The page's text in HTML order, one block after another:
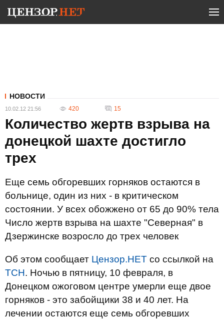
НОВОСТИ
10.02.12 21:56 420 15
Количество жертв взрыва на
донецкой шахте достигло
трех
Еще семь обгоревших горняков остаются в
больнице, один из них - в критическом
состоянии. У всех обожжено от 65 до 90% тела
Число жертв взрыва на шахте "Северная" в
Дзержинске возросло до трех человек
Об этом сообщает Цензор.НЕТ со ссылкой на
ТСН. Ночью в пятницу, 10 февраля, в
Донецком ожоговом центре умерли еще двое
горняков - это забойщики 38 и 40 лет. На
лечении остаются еще семь обгоревших